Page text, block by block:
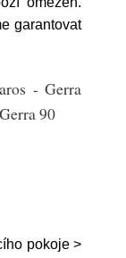
garantovat
- Gerra
90
pokoje >